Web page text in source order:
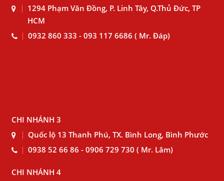
1294 Phạm Văn Đồng, P. Linh Tây, Q.Thủ Đức, TP
HCM
0932 860 333 - 093 117 6686 ( Mr. Đáp)
CHI NHÁNH 3
Quốc lộ 13 Thanh Phú, TX. Bình Long, Bình Phước
0938 52 66 86 - 0906 729 730 ( Mr. Lâm)
CHI NHÁNH 4